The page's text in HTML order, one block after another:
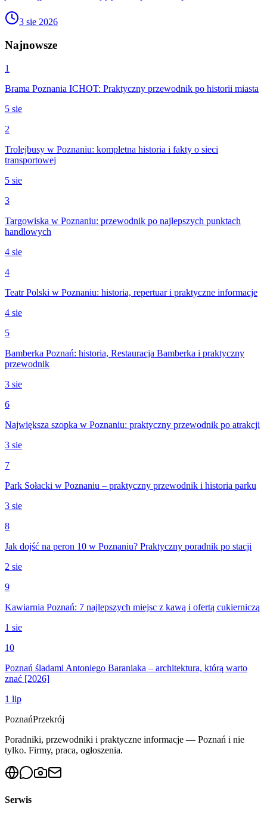
3 sie 2026
Najnowsze
1
Brama Poznania ICHOT: Praktyczny przewodnik po historii miasta
5 sie
2
Trolejbusy w Poznaniu: kompletna historia i fakty o sieci
transportowej
5 sie
3
Targowiska w Poznaniu: przewodnik po najlepszych punktach
handlowych
4 sie
4
Teatr Polski w Poznaniu: historia, repertuar i praktyczne informacje
4 sie
5
Bamberka Poznań: historia, Restauracja Bamberka i praktyczny
przewodnik
3 sie
6
Największa szopka w Poznaniu: praktyczny przewodnik po atrakcji
3 sie
7
Park Sołacki w Poznaniu – praktyczny przewodnik i historia parku
3 sie
8
Jak dojść na peron 10 w Poznaniu? Praktyczny poradnik po stacji
2 sie
9
Kawiarnia Poznań: 7 najlepszych miejsc z kawą i ofertą cukierniczą
1 sie
10
Poznań śladami Antoniego Baraniaka – architektura, którą warto
znać [2026]
1 lip
PoznańPrzekrój
Poradniki, przewodniki i praktyczne informacje — Poznań i nie
tylko. Firmy, praca, ogłoszenia.
Serwis